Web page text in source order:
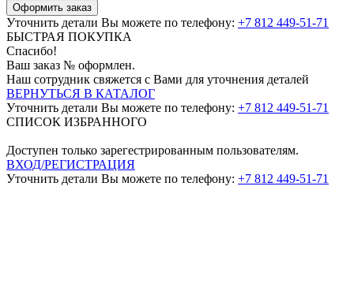
Оформить заказ
Уточнить детали Вы можете по телефону: +7 812 449-51-71
БЫСТРАЯ ПОКУПКА
Спасибо!
Ваш заказ № оформлен.
Наш сотрудник свяжется с Вами для уточнения деталей
ВЕРНУТЬСЯ В КАТАЛОГ
Уточнить детали Вы можете по телефону: +7 812 449-51-71
СПИСОК ИЗБРАННОГО
Доступен только зарегестрированным пользователям.
ВХОД/РЕГИСТРАЦИЯ
Уточнить детали Вы можете по телефону: +7 812 449-51-71